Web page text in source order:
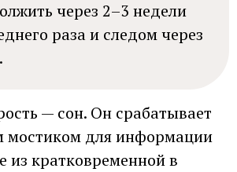
через 2–3 недели
раза и следом через
— сон. Он срабатывает
мостиком для информации
из кратковременной в